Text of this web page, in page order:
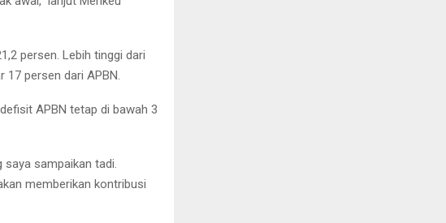
persen. Lebih tinggi dari
17 persen dari APBN.
APBN tetap di bawah 3
saya sampaikan tadi.
memberikan kontribusi